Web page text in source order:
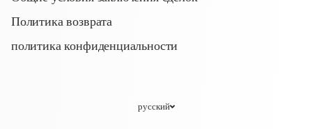
Политика возврата
политика конфиденциальности
русский